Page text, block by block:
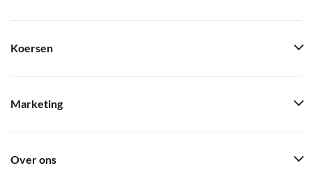
Koersen
Marketing
Over ons